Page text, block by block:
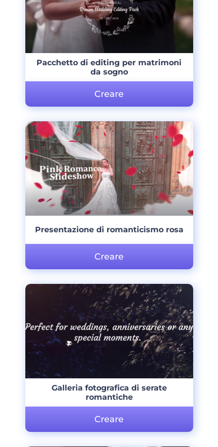
Pacchetto di editing per matrimoni
da sogno
Creare
Presentazione di romanticismo rosa
Creare
Galleria fotografica di serate
romantiche
Creare